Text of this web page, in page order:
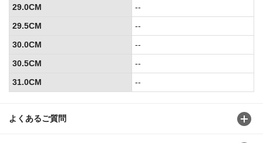
よくあるご質問
29.0CM
--
29.5CM
--
30.0CM
--
30.5CM
--
31.0CM
--